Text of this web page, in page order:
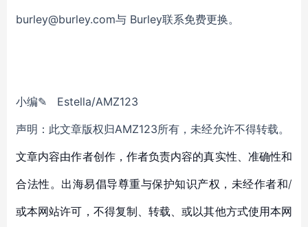
burley@burley.com与 Burley联系免费更换。
小编✎ Estella/AMZ123
声明：此文章版权归AMZ123所有，未经允许不得转载。
文章内容由作者创作，作者负责内容的真实性、准确性和
合法性。出海易倡导尊重与保护知识产权，未经作者和/
或本网站许可，不得复制、转载、或以其他方式使用本网